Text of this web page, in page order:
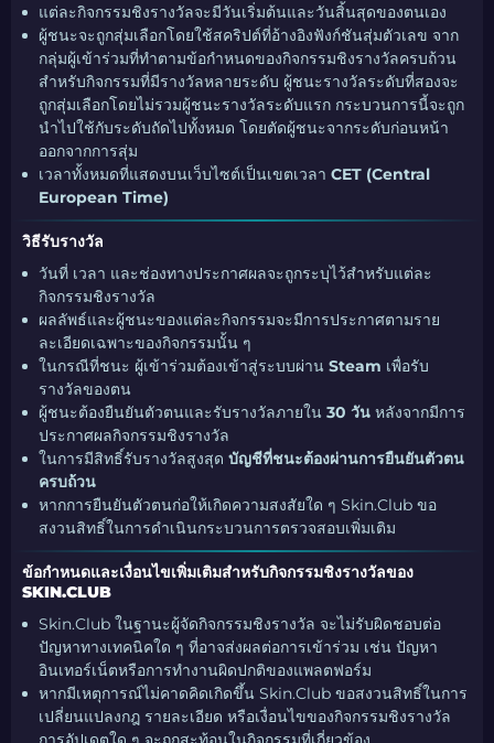
แต่ละกิจกรรมชิงรางวัลจะมีวันเริ่มต้นและวันสิ้นสุดของตนเอง
ผู้ชนะจะถูกสุ่มเลือกโดยใช้สคริปต์ที่อ้างอิงฟังก์ชันสุ่มตัวเลข จาก
กลุ่มผู้เข้าร่วมที่ทำตามข้อกำหนดของกิจกรรมชิงรางวัลครบถ้วน
สำหรับกิจกรรมที่มีรางวัลหลายระดับ ผู้ชนะรางวัลระดับที่สองจะ
ถูกสุ่มเลือกโดยไม่รวมผู้ชนะรางวัลระดับแรก กระบวนการนี้จะถูก
นำไปใช้กับระดับถัดไปทั้งหมด โดยตัดผู้ชนะจากระดับก่อนหน้า
ออกจากการสุ่ม
เวลาทั้งหมดที่แสดงบนเว็บไซต์เป็นเขตเวลา CET (Central
European Time)
วิธีรับรางวัล
วันที่ เวลา และช่องทางประกาศผลจะถูกระบุไว้สำหรับแต่ละ
กิจกรรมชิงรางวัล
ผลลัพธ์และผู้ชนะของแต่ละกิจกรรมจะมีการประกาศตามราย
ละเอียดเฉพาะของกิจกรรมนั้น ๆ
ในกรณีที่ชนะ ผู้เข้าร่วมต้องเข้าสู่ระบบผ่าน Steam เพื่อรับ
รางวัลของตน
ผู้ชนะต้องยืนยันตัวตนและรับรางวัลภายใน 30 วัน หลังจากมีการ
ประกาศผลกิจกรรมชิงรางวัล
ในการมีสิทธิ์รับรางวัลสูงสุด บัญชีที่ชนะต้องผ่านการยืนยันตัวตน
ครบถ้วน
หากการยืนยันตัวตนก่อให้เกิดความสงสัยใด ๆ Skin.Club ขอ
สงวนสิทธิ์ในการดำเนินกระบวนการตรวจสอบเพิ่มเติม
ข้อกำหนดและเงื่อนไขเพิ่มเติมสำหรับกิจกรรมชิงรางวัลของ
SKIN.CLUB
Skin.Club ในฐานะผู้จัดกิจกรรมชิงรางวัล จะไม่รับผิดชอบต่อ
ปัญหาทางเทคนิคใด ๆ ที่อาจส่งผลต่อการเข้าร่วม เช่น ปัญหา
อินเทอร์เน็ตหรือการทำงานผิดปกติของแพลตฟอร์ม
หากมีเหตุการณ์ไม่คาดคิดเกิดขึ้น Skin.Club ขอสงวนสิทธิ์ในการ
เปลี่ยนแปลงกฎ รายละเอียด หรือเงื่อนไขของกิจกรรมชิงรางวัล